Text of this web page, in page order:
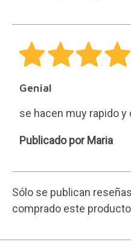
Genial
se hacen muy rapido y
Maria
Publicado por Maria
Sólo se publican
comprado este producto